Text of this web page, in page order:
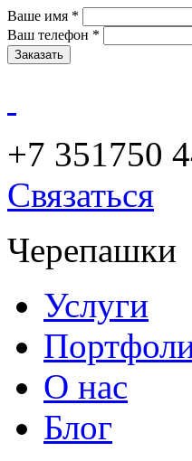
Ваше имя *
Ваш телефон *
+7 351750
Связаться
Черепашки
Услуги
О нас
Блог